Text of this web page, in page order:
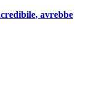
avrebbe